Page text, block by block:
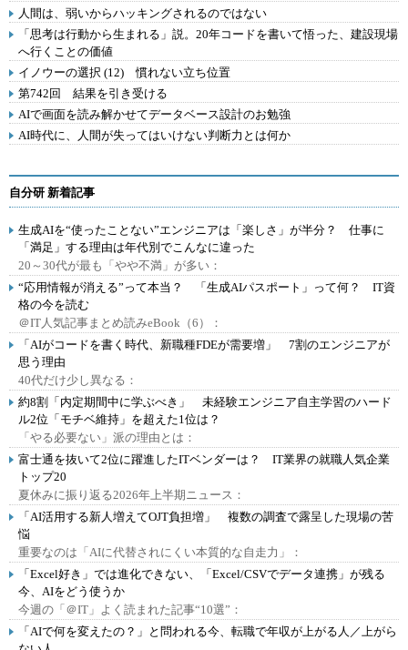
人間は、弱いからハッキングされるのではない
「思考は行動から生まれる」説。20年コードを書いて悟った、建設現場
へ行くことの価値
イノウーの選択 (12) 慣れない立ち位置
第742回 結果を引き受ける
AIで画面を読み解かせてデータベース設計のお勉強
AI時代に、人間が失ってはいけない判断力とは何か
自分研 新着記事
生成AIを“使ったことない”エンジニアは「楽しさ」が半分？ 仕事に
「満足」する理由は年代別でこんなに違った
20～30代が最も「やや不満」が多い：
“応用情報が消える”って本当？ 「生成AIパスポート」って何？ IT資
格の今を読む
＠IT人気記事まとめ読みeBook（6）：
「AIがコードを書く時代、新職種FDEが需要増」 7割のエンジニアが
思う理由
40代だけ少し異なる：
約8割「内定期間中に学ぶべき」 未経験エンジニア自主学習のハード
ル2位「モチベ維持」を超えた1位は？
「やる必要ない」派の理由とは：
富士通を抜いて2位に躍進したITベンダーは？ IT業界の就職人気企業
トップ20
夏休みに振り返る2026年上半期ニュース：
「AI活用する新人増えてOJT負担増」 複数の調査で露呈した現場の苦
悩
重要なのは「AIに代替されにくい本質的な自走力」：
「Excel好き」では進化できない、「Excel/CSVでデータ連携」が残る
今、AIをどう使うか
今週の「＠IT」よく読まれた記事“10選”：
「AIで何を変えたの？」と問われる今、転職で年収が上がる人／上がら